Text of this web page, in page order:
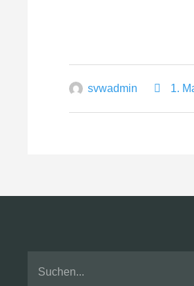
svwadmin 1.